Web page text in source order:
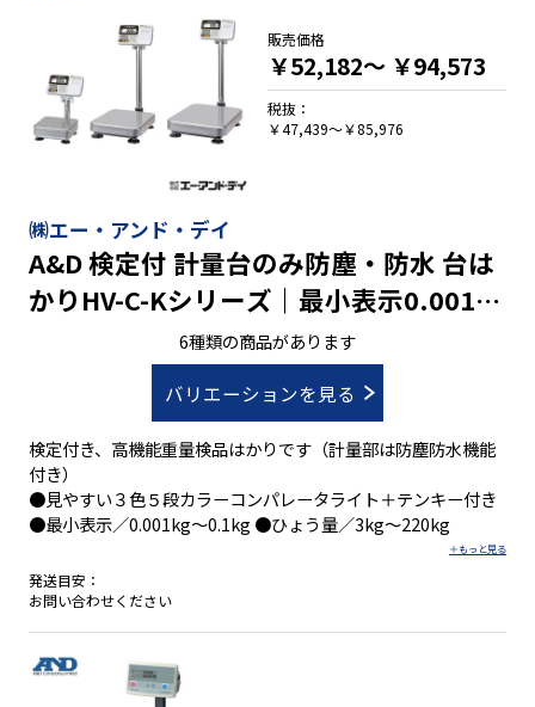
㈱エー・アンド・デイ
A&D 検定付 計量台のみ防塵・防水 台は
かりHV-C-Kシリーズ｜最小表示0.001㎏
～0.1㎏ ひょう量3㎏～220㎏
6種類の商品があります
バリエーションを見る
検定付き、高機能重量検品はかりです（計量部は防塵防水機能
付き）
●見やすい３色５段カラーコンパレータライト＋テンキー付き
●最小表示／0.001kg～0.1kg ●ひょう量／3kg～220kg
発送目安：
お問い合わせください
販売価格
￥52,182～ ￥94,573
税抜：
￥47,439～￥85,976